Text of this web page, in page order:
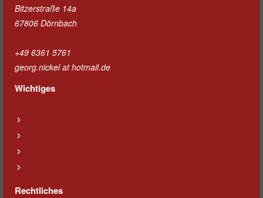
Bitzerstraße 14a
67806 Dörnbach
+49 6361 5761
georg.nickel at hotmail.de
Wichtiges
Rechtliches